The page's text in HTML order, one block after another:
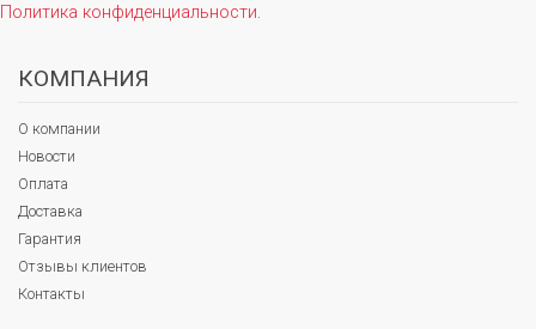
Политика конфиденциальности
КОМПАНИЯ
О компании
Новости
Оплата
Доставка
Гарантия
Отзывы клиентов
Контакты